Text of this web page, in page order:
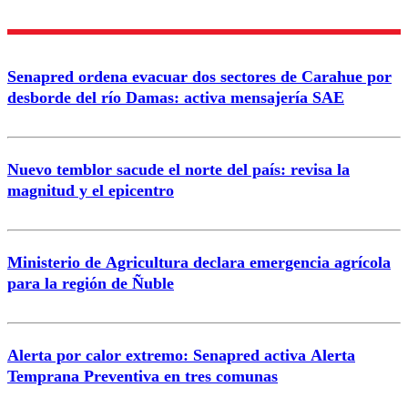
Nombre
Correo
Senapred ordena evacuar dos sectores de Carahue por
desborde del río Damas: activa mensajería SAE
Nuevo temblor sacude el norte del país: revisa la
magnitud y el epicentro
Ministerio de Agricultura declara emergencia agrícola
para la región de Ñuble
Alerta por calor extremo: Senapred activa Alerta
Temprana Preventiva en tres comunas